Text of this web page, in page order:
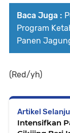
Baca Juga :
Program
Panen
(Red/yh)
Artikel
Intensifkan